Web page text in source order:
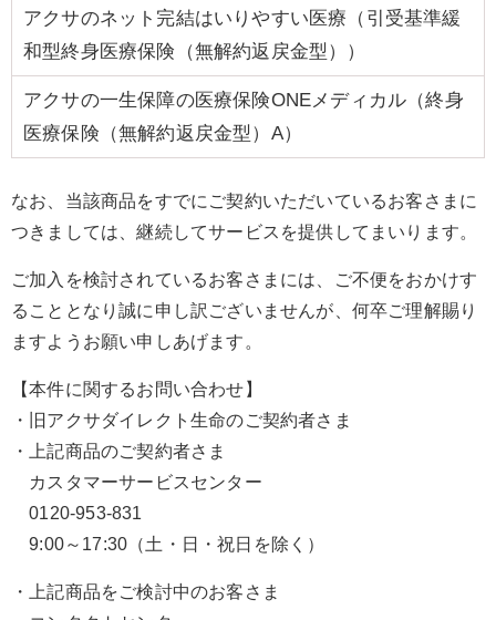
アクサのネット完結はいりやすい医療（引受基準緩
和型終身医療保険（無解約返戻金型））
アクサの一生保障の医療保険ONEメディカル（終身
医療保険（無解約返戻金型）A）
なお、当該商品をすでにご契約いただいているお客さまに
つきましては、継続してサービスを提供してまいります。
ご加入を検討されているお客さまには、ご不便をおかけす
ることとなり誠に申し訳ございませんが、何卒ご理解賜り
ますようお願い申しあげます。
【本件に関するお問い合わせ】
・旧アクサダイレクト生命のご契約者さま
・上記商品のご契約者さま
カスタマーサービスセンター
0120-953-831
9:00～17:30（土・日・祝日を除く）
・上記商品をご検討中のお客さま